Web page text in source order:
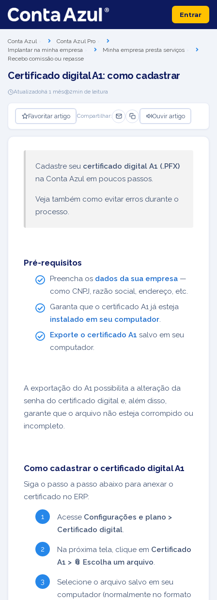
Entrar
Conta Azul
Conta Azul Pro
Implantar na minha empresa
Minha empresa presta serviços
Recebo comissão ou repasse
Certificado digital A1: como cadastrar
Atualizadohá 1 mês 2min de leitura
Favoritar artigo Compartilhar: Ouvir artigo
Cadastre seu certificado digital A1 (.PFX)
na Conta Azul em poucos passos.
Veja também como evitar erros durante o
processo.
Pré-requisitos
Preencha os dados da sua empresa —
como CNPJ, razão social, endereço, etc.
Garanta que o certificado A1 já esteja
instalado em seu computador
Exporte o certificado A1 salvo em seu
computador.
A exportação do A1 possibilita a alteração da
senha do certificado digital e, além disso,
garante que o arquivo não esteja corrompido ou
incompleto.
Como cadastrar o certificado digital A1
Siga o passo a passo abaixo para anexar o
certificado no ERP:
Acesse Configurações e plano >
Certificado digital
Na próxima tela, clique em Certificado
A1 > 📎 Escolha um arquivo
Selecione o arquivo salvo em seu
computador (normalmente no formato